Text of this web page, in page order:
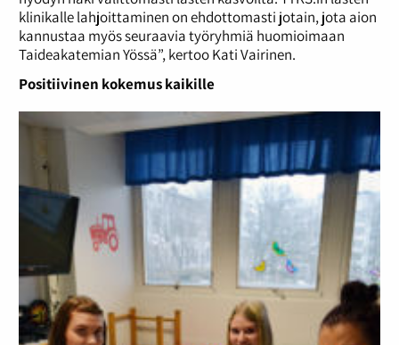
klinikalle lahjoittaminen on ehdottomasti jotain, jota aion
kannustaa myös seuraavia työryhmiä huomioimaan
Taideakatemian Yössä”, kertoo Kati Vairinen.
Positiivinen kokemus kaikille